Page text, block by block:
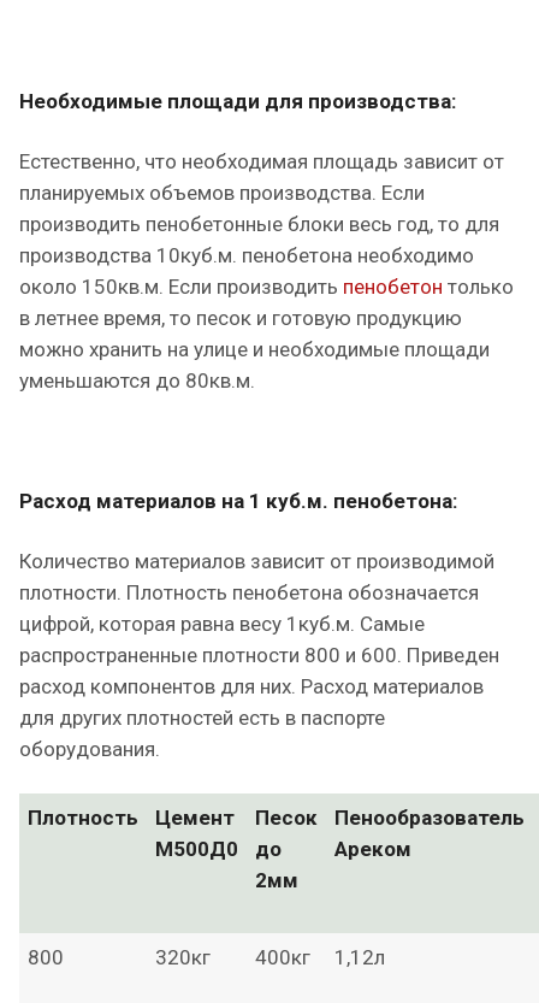
Необходимые площади для производства:
Естественно, что необходимая площадь зависит от
планируемых объемов производства. Если
производить пенобетонные блоки весь год, то для
производства 10куб.м. пенобетона необходимо
около 150кв.м. Если производить пенобетон только
в летнее время, то песок и готовую продукцию
можно хранить на улице и необходимые площади
уменьшаются до 80кв.м.
Расход материалов на 1 куб.м. пенобетона:
Количество материалов зависит от производимой
плотности. Плотность пенобетона обозначается
цифрой, которая равна весу 1куб.м. Самые
распространенные плотности 800 и 600. Приведен
расход компонентов для них. Расход материалов
для других плотностей есть в паспорте
оборудования.
Плотность
Цемент
М500Д0
Песок
до
2мм
Пенообразователь
Ареком
800 320кг 400кг 1,12л